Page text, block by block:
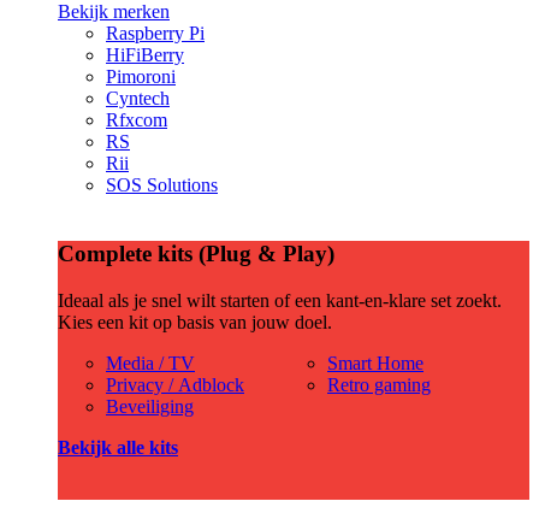
Bekijk merken
Raspberry Pi
HiFiBerry
Pimoroni
Cyntech
Rfxcom
RS
Rii
SOS Solutions
Complete kits (Plug & Play)
Ideaal als je snel wilt starten of een kant-en-klare set zoekt.
Kies een kit op basis van jouw doel.
Media / TV
Privacy / Adblock
Beveiliging
Smart Home
Retro gaming
Bekijk alle kits